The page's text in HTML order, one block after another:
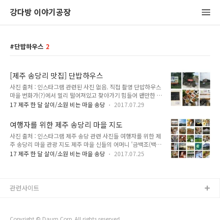
강다방 이야기공장
단밥하우스 2
[제주 송당리 맛집] 단밥하우스
사진 출처 : 인스타그램 관련된 사진 없음. 직접 촬영 단밥하우스
마을 번화가(?)에서 멀리 떨어져있고 찾아가기 힘들어 왠만한 관
광객들은 모르고 지나치는 곳. 하지만 송당리 백반집 중에서 가
내부에 아이들을 위한 놀이방도 있다. 밥, 국, 반찬이 부족할 경
우 추가로 가져다 먹을 수 있다. 주소 : 제주특별자치도 제주시
구좌읍 비자림로 1909-9 (송당리 937) 전화 : 064-784-9190
영업 시간 : 오전 11시 ~ 오후 5시 휴무 매주 일요일 메뉴 및 가
격 : 단밥 정식 0.7 된장해물 뚝배기 0.7 열무국수 0.5 자리물회
17 제주 한 달 살이/소원 비는 마을 송당 2017.07.29
여행자를 위한 제주 송당리 마을 지도
사진 출처 : 인스타그램 제주 송당 관련 사진들 여행자를 위한 제
주 송당리 마을 관광 지도 제주 마을 신들의 어머니 '금백조(백또
주)' 여신을 모시는 있는 본향당이 있는 곳. 그래서 소원비는 마
라 주인장이 내키면(?) 휴무일이 되거나 영업시간이 종료될 수
17 제주 한 달 살이/소원 비는 마을 송당 2017.07.25
관련사이트